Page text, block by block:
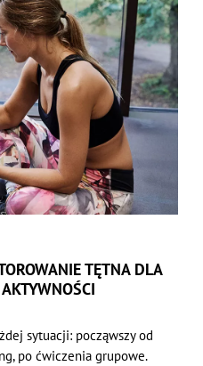
TĘTNA DLA
sytuacji: począwszy od
po ćwiczenia grupowe.